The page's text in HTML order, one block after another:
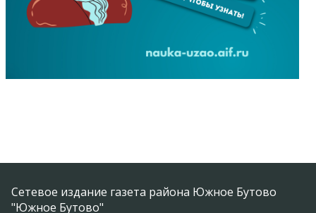
Сетевое издание газета района Южное Бутово
"Южное Бутово"